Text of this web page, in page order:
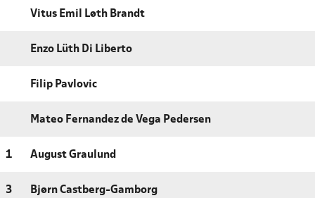
Vitus Emil Løth Brandt
Enzo Lüth Di Liberto
Filip Pavlovic
Mateo Fernandez de Vega Pedersen
1 August Graulund
3 Bjørn Castberg-Gamborg